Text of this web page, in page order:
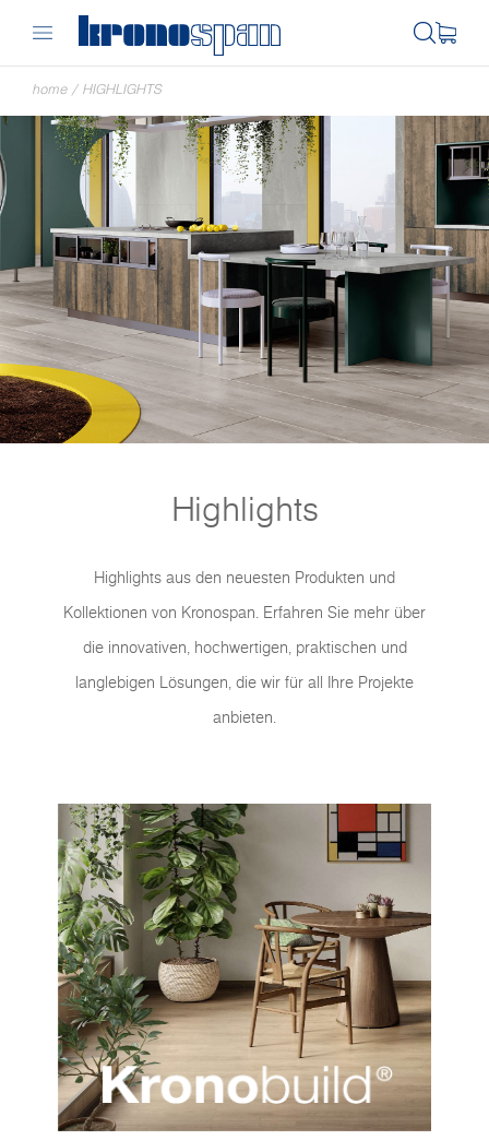
home / HIGHLIGHTS
Highlights
Highlights aus den neuesten Produkten und
Kollektionen von Kronospan. Erfahren Sie mehr über
die innovativen, hochwertigen, praktischen und
langlebigen Lösungen, die wir für all Ihre Projekte
anbieten.